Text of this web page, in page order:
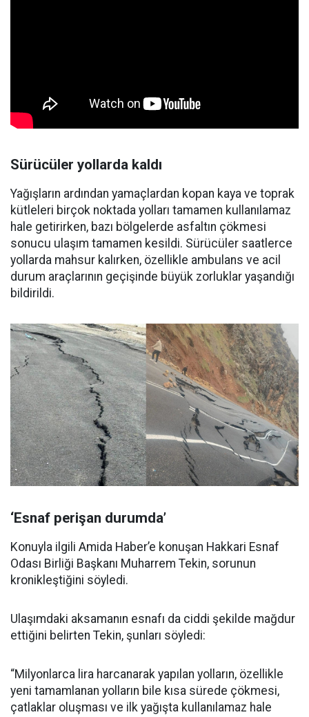
Sürücüler yollarda kaldı
Yağışların ardından yamaçlardan kopan kaya ve toprak
kütleleri birçok noktada yolları tamamen kullanılamaz
hale getirirken, bazı bölgelerde asfaltın çökmesi
sonucu ulaşım tamamen kesildi. Sürücüler saatlerce
yollarda mahsur kalırken, özellikle ambulans ve acil
durum araçlarının geçişinde büyük zorluklar yaşandığı
bildirildi.
‘Esnaf perişan durumda’
Konuyla ilgili Amida Haber’e konuşan Hakkari Esnaf
Odası Birliği Başkanı Muharrem Tekin, sorunun
kronikleştiğini söyledi.
Ulaşımdaki aksamanın esnafı da ciddi şekilde mağdur
ettiğini belirten Tekin, şunları söyledi:
“Milyonlarca lira harcanarak yapılan yolların, özellikle
yeni tamamlanan yolların bile kısa sürede çökmesi,
çatlaklar oluşması ve ilk yağışta kullanılamaz hale